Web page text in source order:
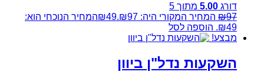
דורג 5.00 מתוך 5
₪97 המחיר המקורי היה: ₪97. ₪49
המחיר הנוכחי הוא:
₪49. הוספה לסל
מבצע!
השקעות נדל"ן ביוון